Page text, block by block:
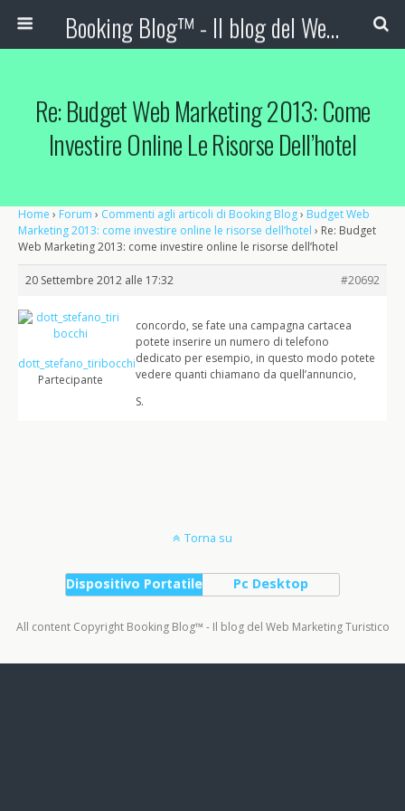
Booking Blog™ - Il blog del Web Marketing Turistico
Re: Budget Web Marketing 2013: Come
Investire Online Le Risorse Dell’hotel
Home › Forum › Commenti agli articoli di Booking Blog› Budget Web
Marketing 2013: come investire online le risorse dell’hotel › Re: Budget
Web Marketing 2013: come investire online le risorse dell’hotel
20 Settembre 2012 alle 17:32 #20692
dott_stefano_tiribocchi
Partecipante
concordo, se fate una campagna cartacea
potete inserire un numero di telefono
dedicato per esempio, in questo modo potete
vedere quanti chiamano da quell’annuncio,
S.
Torna su
Dispositivo Portatile Pc Desktop
All content Copyright Booking Blog™ - Il blog del Web Marketing Turistico